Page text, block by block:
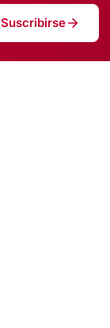
Suscribirse